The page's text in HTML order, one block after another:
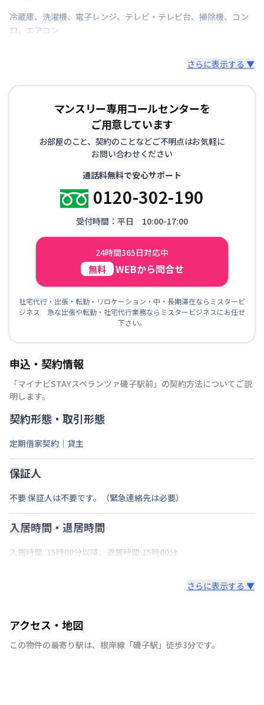
冷蔵庫、 洗濯機、 電子レンジ、 テレビ・テレビ台、 掃除機、 コン
ロ、 エアコン
さらに表示する ▼
マンスリー専用コールセンターを
ご用意しています
お部屋のこと、契約のことなどご不明点はお気軽に
お問い合わせください
通話料無料で安心サポート
0120-302-190
受付時間：平日 10:00-17:00
24時間365日対応中
無料 WEBから問合せ
社宅代行・出張・転勤・リロケーション・中・長期滞在ならミスタービ
ジネス 急な出張や転勤・社宅代行業務ならミスタービジネスにお任せ
下さい。
申込・契約情報
「マイナビSTAYスペランツァ磯子駅前 」の契約方法についてご説
明します。
契約形態・取引形態
定期借家契約｜貸主
保証人
不要 保証人は不要です。（緊急連絡先は必要）
入居時間・退居時間
入居時間: 15時00分以降、退居時間:15時00分
さらに表示する ▼
アクセス・地図
この物件の最寄り駅は、 根岸線 「磯子駅 」 徒歩3分です。